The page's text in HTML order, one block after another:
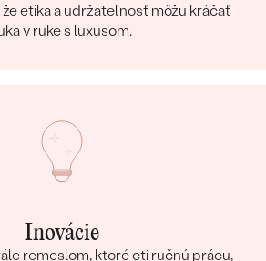
etika a udržateľnosť môžu kráčať
v ruke s luxusom.
Inovácie
remeslom, ktoré ctí ručnú prácu,